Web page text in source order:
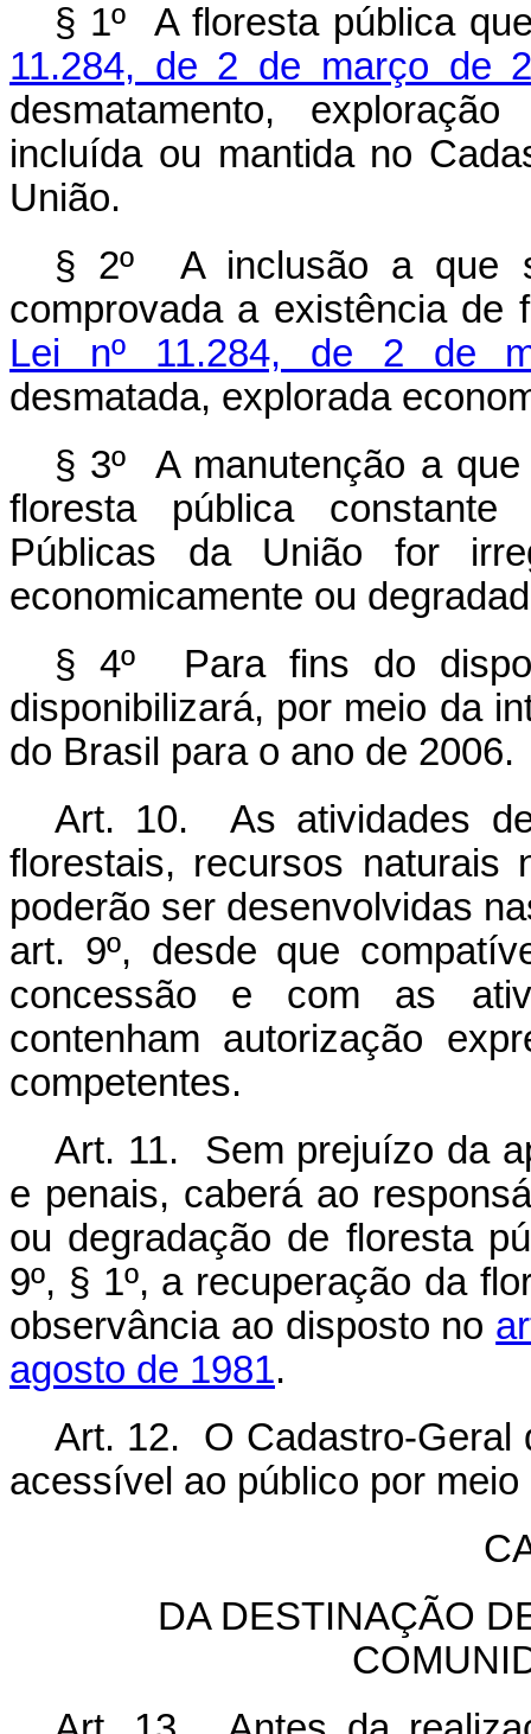
§ 1º A floresta pública
11.284, de 2 de março de
desmatamento,
incluída ou mantida no
União.
§ 2º A inclusão a que
comprovada a existência de
Lei nº 11.284, de 2 de
desmatada, explorada
§ 3º A manutenção a
floresta pública
Públicas da União for
economicamente ou
§ 4º Para fins do
disponibilizará, por meio da
do Brasil para o ano de 2006.
Art. 10. As atividades
florestais, recursos naturais
poderão ser desenvolvidas
art. 9º, desde que
concessão e com as
contenham autorização
competentes.
Art. 11. Sem prejuízo da
e penais, caberá ao
ou degradação de floresta
9º, § 1º, a recuperação da
observância ao disposto no
agosto de 1981.
Art. 12. O Cadastro-Geral
acessível ao público por meio
DA DESTINAÇÃO